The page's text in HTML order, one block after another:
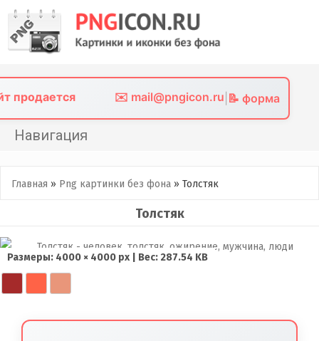
content
продается ✉️ mail@pngicon.ru 📝 форма
Навигация
Png иконки
Фото без фона
Главная » Png картинки без фона » Толстяк
Толстяк
Размеры: 4000 × 4000 px | Вес: 287.54 KB